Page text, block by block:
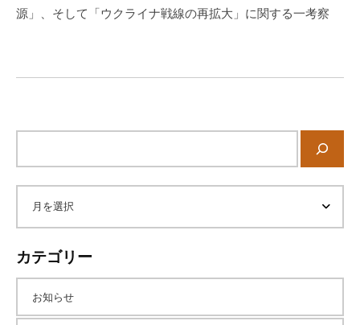
シ
源」、そして「ウクライナ戦線の再拡大」に関する一考察
索
ー
カテゴリー
お知らせ